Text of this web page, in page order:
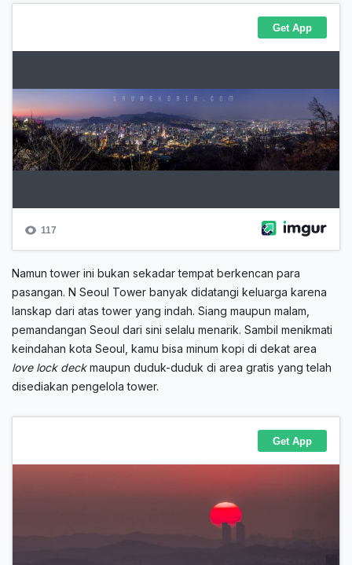
Namun tower ini bukan sekadar tempat berkencan para
pasangan. N Seoul Tower banyak didatangi keluarga karena
lanskap dari atas tower yang indah. Siang maupun malam,
pemandangan Seoul dari sini selalu menarik. Sambil menikmati
keindahan kota Seoul, kamu bisa minum kopi di dekat area
love lock deckmaupun duduk-duduk di area gratis yang telah
disediakan pengelola tower.